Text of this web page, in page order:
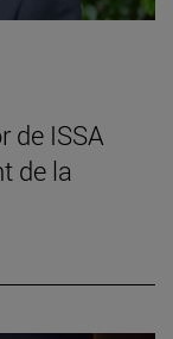
de ISSA
de la